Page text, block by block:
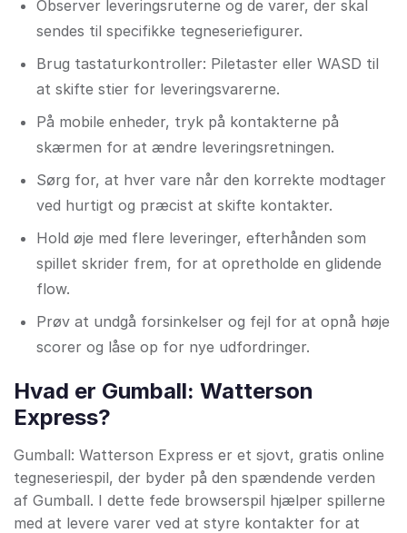
Observer leveringsruterne og de varer, der skal
sendes til specifikke tegneseriefigurer.
Brug tastaturkontroller: Piletaster eller WASD til
at skifte stier for leveringsvarerne.
På mobile enheder, tryk på kontakterne på
skærmen for at ændre leveringsretningen.
Sørg for, at hver vare når den korrekte modtager
ved hurtigt og præcist at skifte kontakter.
Hold øje med flere leveringer, efterhånden som
spillet skrider frem, for at opretholde en glidende
flow.
Prøv at undgå forsinkelser og fejl for at opnå høje
scorer og låse op for nye udfordringer.
Hvad er Gumball: Watterson
Express?
Gumball: Watterson Express er et sjovt, gratis online
tegneseriespil, der byder på den spændende verden
af Gumball. I dette fede browserspil hjælper spillerne
med at levere varer ved at styre kontakter for at